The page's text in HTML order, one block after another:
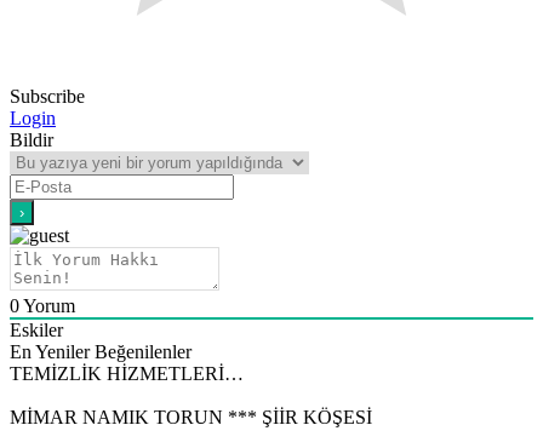
Subscribe
Login
Bildir
0Yorum
Eskiler
En Yeniler Beğenilenler
TEMİZLİK HİZMETLERİ…
MİMAR NAMIK TORUN *** ŞİİR KÖŞESİ